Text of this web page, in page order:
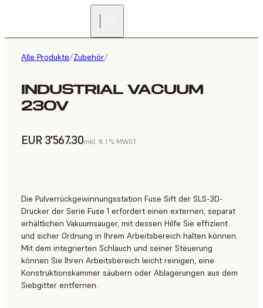
Alle Produkte/Zubehör/
INDUSTRIAL VACUUM
230V
EUR 3'567.30inkl. 8.1 % MWST
Die Pulverrückgewinnungsstation Fuse Sift der SLS-3D-
Drucker der Serie Fuse 1 erfordert einen externen, separat
erhältlichen Vakuumsauger, mit dessen Hilfe Sie effizient
und sicher Ordnung in Ihrem Arbeitsbereich halten können.
Mit dem integrierten Schlauch und seiner Steuerung
können Sie Ihren Arbeitsbereich leicht reinigen, eine
Konstruktionskammer säubern oder Ablagerungen aus dem
Siebgitter entfernen.